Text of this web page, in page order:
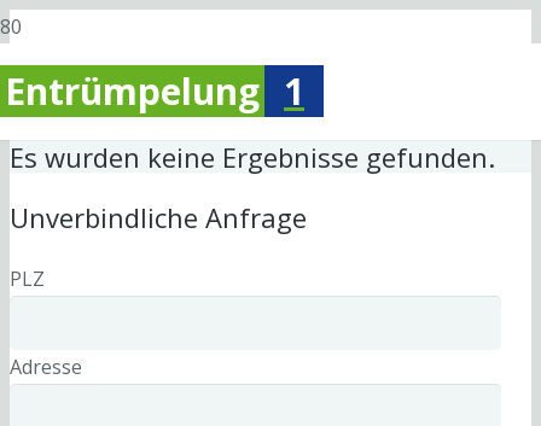
Entrümpelung 1
Es wurden keine Ergebnisse gefunden.
Unverbindliche Anfrage
PLZ
Adresse